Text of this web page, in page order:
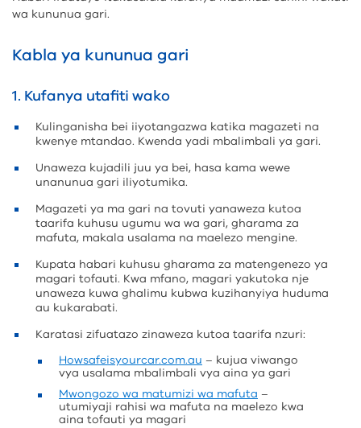
sharing
wa kununua gari.
Kabla ya kununua gari
1. Kufanya utafiti wako
Kulinganisha bei iiyotangazwa katika magazeti na
kwenye mtandao. Kwenda yadi mbalimbali ya gari.
Unaweza kujadili juu ya bei, hasa kama wewe
unanunua gari iliyotumika.
Magazeti ya ma gari na tovuti yanaweza kutoa
taarifa kuhusu ugumu wa wa gari, gharama za
mafuta, makala usalama na maelezo mengine.
Kupata habari kuhusu gharama za matengenezo ya
magari tofauti. Kwa mfano, magari yakutoka nje
unaweza kuwa ghalimu kubwa kuzihanyiya huduma
au kukarabati.
Karatasi zifuatazo zinaweza kutoa taarifa nzuri:
Howsafeisyourcar.com.au – kujua viwango
vya usalama mbalimbali vya aina ya gari
Mwongozo wa matumizi wa mafuta –
utumiyaji rahisi wa mafuta na maelezo kwa
aina tofauti ya magari